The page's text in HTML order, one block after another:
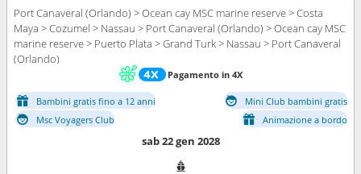
Port Canaveral (Orlando) > Ocean cay MSC marine reserve > Costa
Maya > Cozumel > Nassau > Port Canaveral (Orlando) > Ocean cay MSC
marine reserve > Puerto Plata > Grand Turk > Nassau > Port Canaveral
(Orlando)
Pagamento in 4X
Bambini gratis fino a 12 anni
Mini Club bambini gratis
Msc Voyagers Club
Animazione a bordo
sab 22 gen 2028